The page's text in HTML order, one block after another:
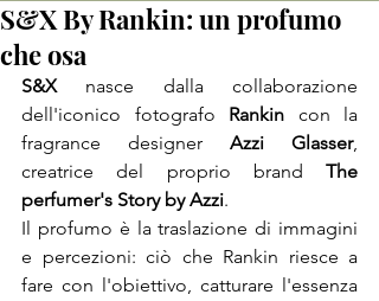
S&X By Rankin: un profumo
che osa
S&X nasce dalla collaborazione
dell'iconico fotografo Rankin con la
fragrance designer Azzi Glasser,
creatrice del proprio brand The
perfumer's Story by Azzi.
Il profumo è la traslazione di immagini
e percezioni: ciò che Rankin riesce a
fare con l'obiettivo, catturare l'essenza